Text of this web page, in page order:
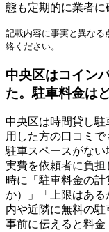
態も定期的に業者に
記載内容に事実と異なる
絡ください。
中央区はコイン
た。駐車料金は
中央区は時間貸し駐
用した方の口コミで
駐車スペースがな
実費を依頼者に負
時に「駐車料金の
か）」「上限はあ
内や近隣に無料の
事前に伝えると料